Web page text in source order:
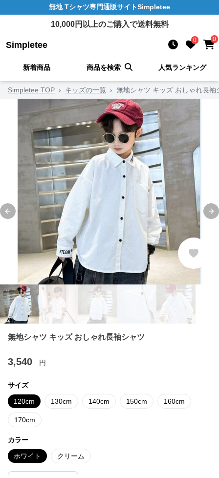
無地 Tシャツ専門通販サイトSimpletee
10,000円以上のご購入で送料無料
Simpletee 0 0
新着商品 商品を検索 人気ランキング
Simpletee TOP › キッズの一覧 › 無地シャツ キッズ おしゃれ長袖
Previous slide
無地シャツ キッズ おしゃれ長袖シャツ
3,540 円
サイズ
120cm 130cm 140cm 150cm 160cm
170cm
カラー
ホワイト クリーム